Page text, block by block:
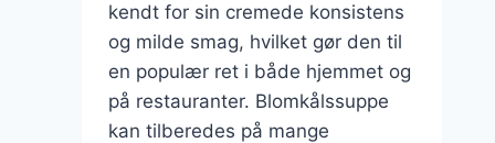
kendt for sin cremede konsistens
og milde smag, hvilket gør den til
en populær ret i både hjemmet og
på restauranter. Blomkålssuppe
kan tilberedes på mange